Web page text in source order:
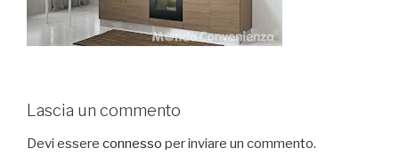
Lascia un commento
Devi essere connesso per inviare un commento.